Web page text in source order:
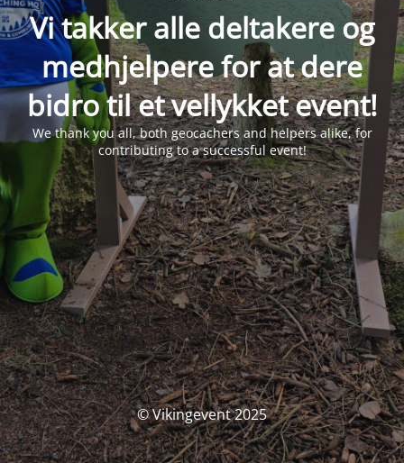
Vi takker alle deltakere og
medhjelpere for at dere
bidro til et vellykket event!
We thank you all, both geocachers and helpers alike, for
contributing to a successful event!
© Vikingevent 2025